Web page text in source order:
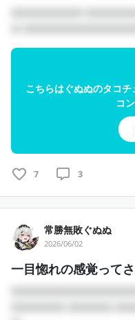
こちらはぐぬぬのタコ
コ
7 3
常勝無敗ぐぬぬ
2026/06/02
一目惚れの感覚ってさ